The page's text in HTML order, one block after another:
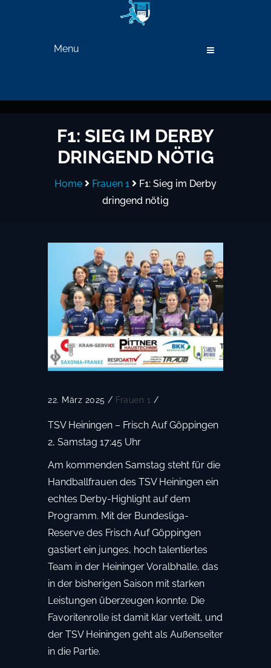
Menu
F1: SIEG IM DERBY
DRINGEND NÖTIG
Home Frauen 1
F1: Sieg im Derby
dringend nötig
22. März 2025 / Frauen 1 /
TSV Heiningen – Frisch Auf Göppingen
2, Samstag 17:45 Uhr
Am kommenden Samstag steht für die
Handballfrauen des TSV Heiningen ein
echtes Derby-Highlight auf dem
Programm. Mit der Bundesliga-
Reserve des Frisch Auf Göppingen
gastiert ein junges, hoch talentiertes
Team in der Heininger Voralbhalle, das
in der bisherigen Saison mit starken
Leistungen überzeugen konnte. Die
Favoritenrolle ist damit klar verteilt, und
der TSV Heiningen geht als Außenseiter
in die Partie.